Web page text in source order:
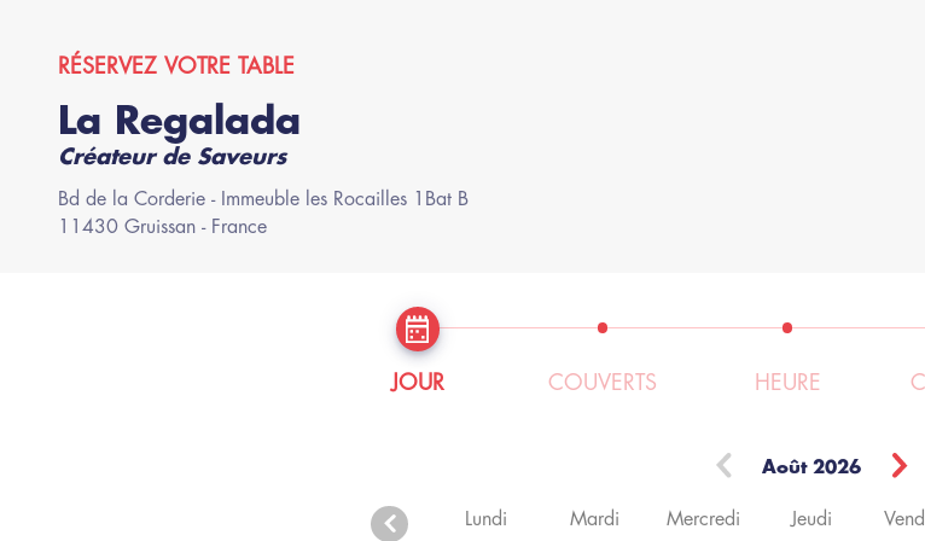
RÉSERVEZ VOTRE TABLE
La Regalada
Créateur de Saveurs
Bd de la Corderie - Immeuble les Rocailles 1Bat B
11430 Gruissan - France
JOUR COUVERTS HEURE
Août 2026
Lundi Mardi Mercredi Jeudi